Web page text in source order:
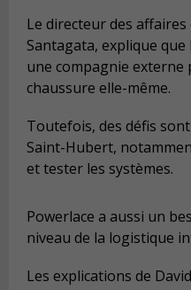
Le directeur des
Santagata, explique
une compagnie externe
chaussure elle-même.
Toutefois, des défis
Saint-Hubert,
et tester les systèmes.
Powerlace a aussi un
niveau de la logistique
Les explications de